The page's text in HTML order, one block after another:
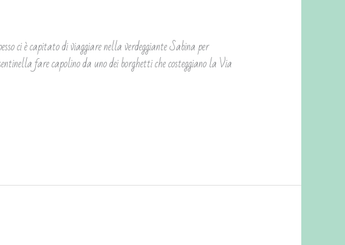
è capitato di viaggiare nella verdeggiante Sabina per
fare capolino da uno dei borghetti che costeggiano la Via